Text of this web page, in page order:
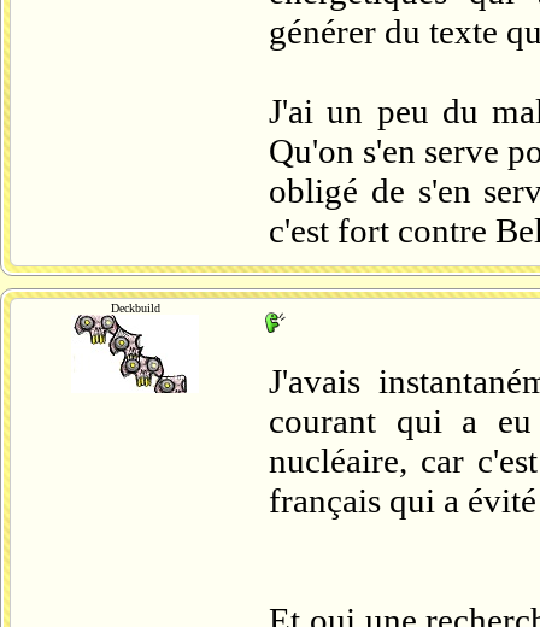
générer du texte
J'ai un peu du
Qu'on s'en serve
obligé de s'en
c'est fort contre
Deckbuild
J'avais
courant qui a
nucléaire, car
français qui a